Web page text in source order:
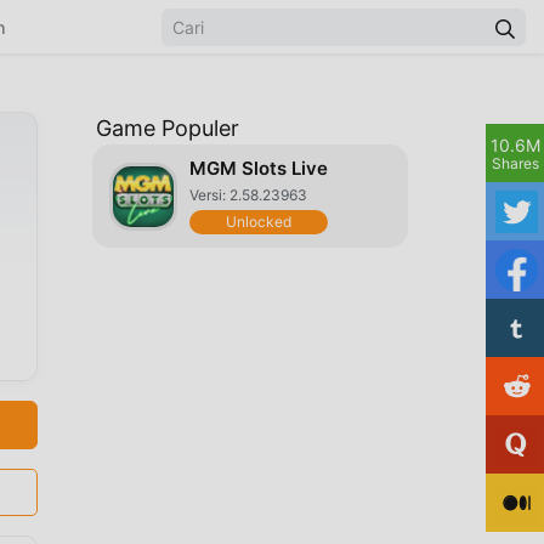
Game Populer
MGM Slots Live
Versi: 2.58.23963
Unlocked
10.6M
Shares